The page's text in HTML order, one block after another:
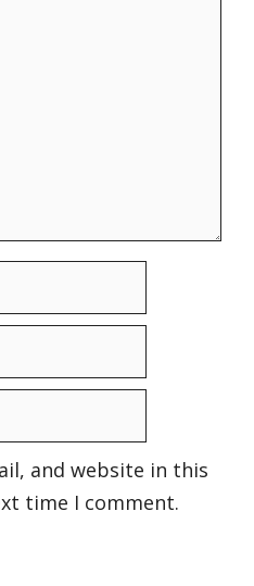
and website in this
time I comment.